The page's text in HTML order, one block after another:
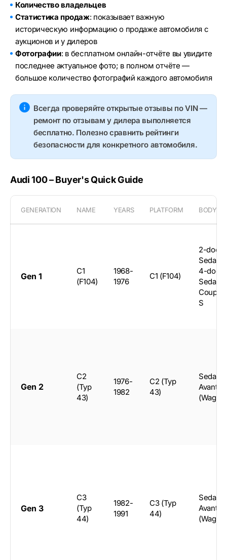
Количество владельцев
Статистика продаж: показывает важную
историческую информацию о продаже автомобиля с
аукционов и у дилеров
Фотографии: в бесплатном онлайн-отчёте вы увидите
последнее актуальное фото; в полном отчёте —
большое количество фотографий каждого автомобиля
Всегда проверяйте открытые отзывы по VIN —
ремонт по отзывам у дилера выполняется
бесплатно. Полезно сравнить рейтинги
безопасности для конкретного автомобиля.
Audi 100 – Buyer's Quick Guide
GENERATION NAME YEARS PLATFORM BODY
Gen 1
C1
(F104)
1968-
1976
C1 (F104)
2-door
Sedan,
4-door
Sedan,
Coupe
S
Gen 2
C2
(Typ
43)
1976-
1982
C2 (Typ
43)
Sedan,
Avant
(Wagon)
Gen 3
C3
(Typ
44)
1982-
1991
C3 (Typ
44)
Sedan,
Avant
(Wagon)